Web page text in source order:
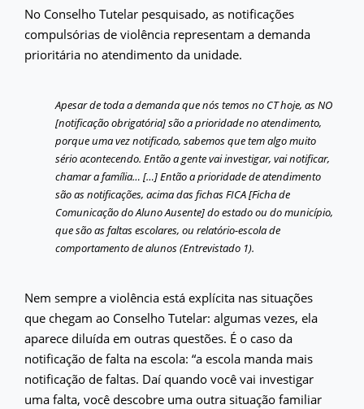
No Conselho Tutelar pesquisado, as notificações
compulsórias de violência representam a demanda
prioritária no atendimento da unidade.
Apesar de toda a demanda que nós temos no CT hoje, as NO
[notificação obrigatória] são a prioridade no atendimento,
porque uma vez notificado, sabemos que tem algo muito
sério acontecendo. Então a gente vai investigar, vai notificar,
chamar a família… […] Então a prioridade de atendimento
são as notificações, acima das fichas FICA [Ficha de
Comunicação do Aluno Ausente] do estado ou do município,
que são as faltas escolares, ou relatório-escola de
comportamento de alunos (Entrevistado 1).
Nem sempre a violência está explícita nas situações
que chegam ao Conselho Tutelar: algumas vezes, ela
aparece diluída em outras questões. É o caso da
notificação de falta na escola: “a escola manda mais
notificação de faltas. Daí quando você vai investigar
uma falta, você descobre uma outra situação familiar